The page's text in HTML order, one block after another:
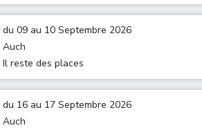
du 09 au 10 Septembre 2026
Auch
Il reste des places
du 16 au 17 Septembre 2026
Auch